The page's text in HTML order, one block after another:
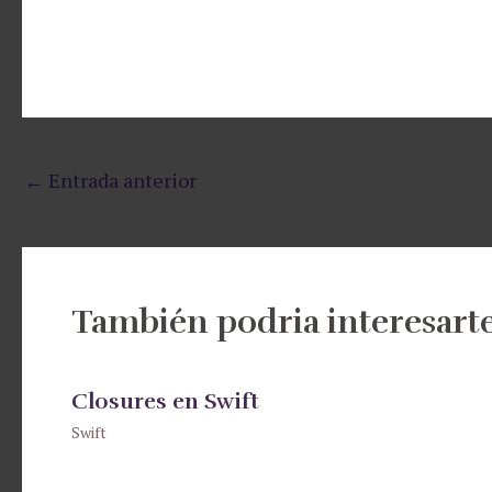
← Entrada anterior
También podria
Closures en Swift
Swift